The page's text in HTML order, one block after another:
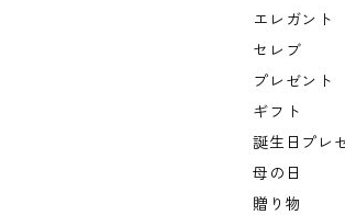
エレガント
セレブ
プレゼント
ギフト
誕生日プレ
母の日
贈り物